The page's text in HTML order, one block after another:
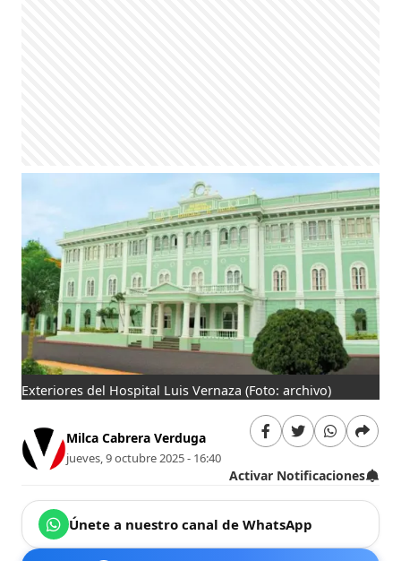
Exteriores del Hospital Luis Vernaza (Foto: archivo)
Milca Cabrera Verduga
jueves, 9 octubre 2025 - 16:40
Activar Notificaciones
Únete a nuestro canal de WhatsApp